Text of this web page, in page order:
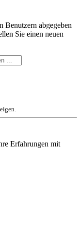
Benutzern abgegeben
Sie einen neuen
Erfahrungen mit